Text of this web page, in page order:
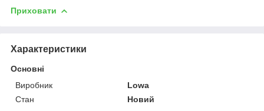
Приховати
Характеристики
Основні
Виробник
Lowa
Стан
Новий